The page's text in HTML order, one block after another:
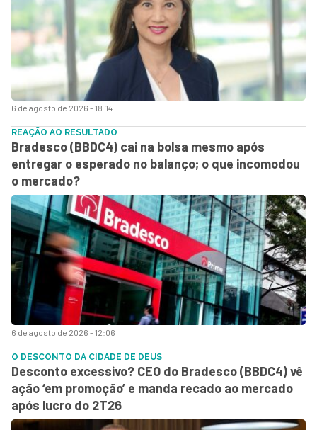
6 de agosto de 2026 - 18:14
6 de agosto de 2026 - 12:06
REAÇÃO AO RESULTADO
Bradesco (BBDC4) cai na bolsa mesmo após
entregar o esperado no balanço; o que incomodou
o mercado?
O DESCONTO DA CIDADE DE DEUS
Desconto excessivo? CEO do Bradesco (BBDC4) vê
ação ‘em promoção’ e manda recado ao mercado
após lucro do 2T26